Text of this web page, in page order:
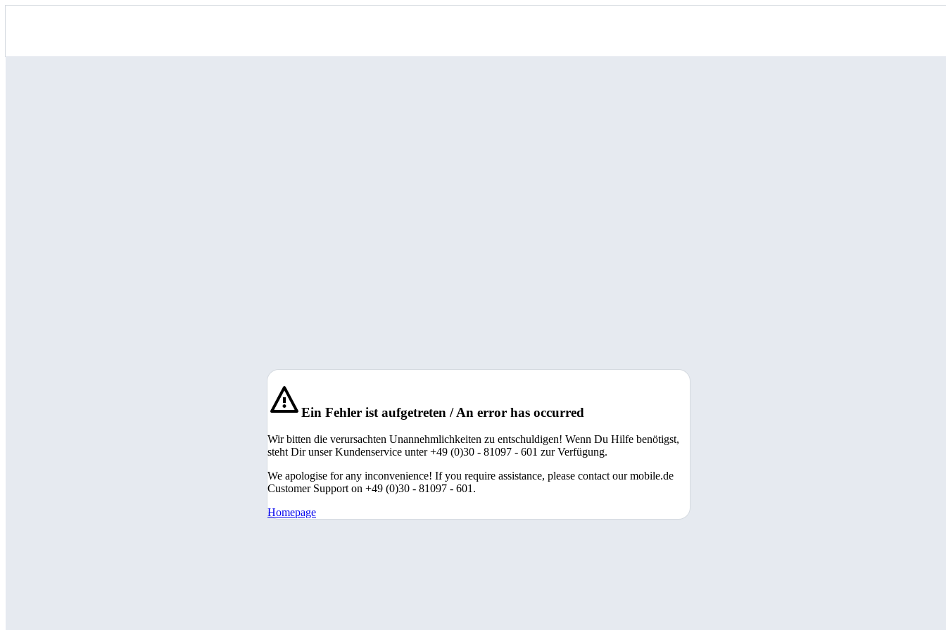
Ein Fehler ist aufgetreten / An error has occurred
Wir bitten die verursachten Unannehmlichkeiten zu entschuldigen! Wenn Du Hilfe benötigst,
steht Dir unser Kundenservice unter +49 (0)30 - 81097 - 601 zur Verfügung.
We apologise for any inconvenience! If you require assistance, please contact our mobile.de
Customer Support on +49 (0)30 - 81097 - 601.
Homepage